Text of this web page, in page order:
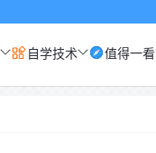
自学技术 值得一看